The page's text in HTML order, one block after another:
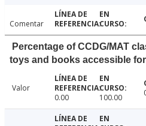
Comentar
Percentage of CCDG/MAT
toys and books accessible
Valor
0.00
100.00